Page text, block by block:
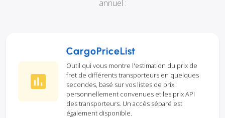
annuel :
CargoPriceList
Outil qui vous montre l'estimation du prix de
fret de différents transporteurs en quelques
secondes, basé sur vos listes de prix
personnellement convenues et les prix API
des transporteurs. Un accès séparé est
également disponible.